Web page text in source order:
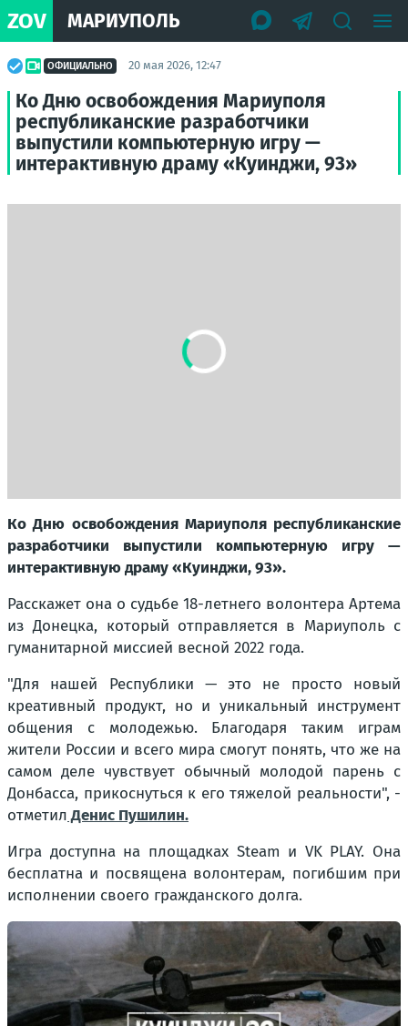
ZOV МАРИУПОЛЬ
ОФИЦИАЛЬНО 20 мая 2026, 12:47
Ко Дню освобождения Мариуполя
республиканские разработчики
выпустили компьютерную игру —
интерактивную драму «Куинджи, 93»
Ко Дню освобождения Мариуполя республиканские
разработчики выпустили компьютерную игру —
интерактивную драму «Куинджи, 93».
Расскажет она о судьбе 18-летнего волонтера Артема
из Донецка, который отправляется в Мариуполь с
гуманитарной миссией весной 2022 года.
"Для нашей Республики — это не просто новый
креативный продукт, но и уникальный инструмент
общения с молодежью. Благодаря таким играм
жители России и всего мира смогут понять, что же на
самом деле чувствует обычный молодой парень с
Донбасса, прикоснуться к его тяжелой реальности",-
отметилДенис Пушилин.
Игра доступна на площадках Steam и VK PLAY. Она
бесплатна и посвящена волонтерам, погибшим при
исполнении своего гражданского долга.